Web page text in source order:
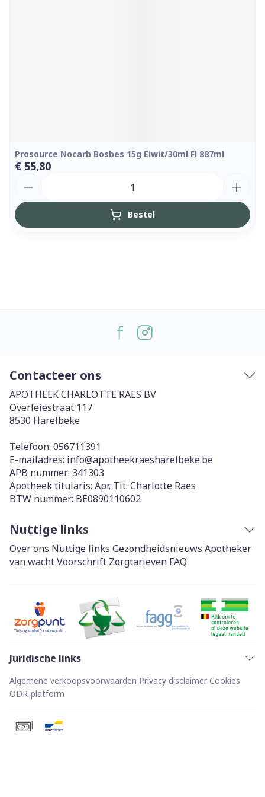
Prosource Nocarb Bosbes 15g Eiwit/30ml Fl 887ml
€ 55,80
Bestel
Contacteer ons
APOTHEEK CHARLOTTE RAES BV
Overleiestraat 117
8530 Harelbeke
Telefoon: 056711391
E-mailadres: info@apotheekraesharelbeke.be
APB nummer: 341303
Apotheek titularis: Apr. Tit. Charlotte Raes
BTW nummer: BE0890110602
Nuttige links
Over ons Nuttige links Gezondheidsnieuws Apotheker
van wachtVoorschrift Zorgtarieven FAQ
Juridische links
Algemene verkoopsvoorwaarden Privacy disclaimer Cookies
ODR-platform